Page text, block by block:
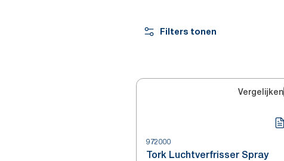
Filters tonen
Vergelijken
972000
Tork Luchtverfrisser Spray